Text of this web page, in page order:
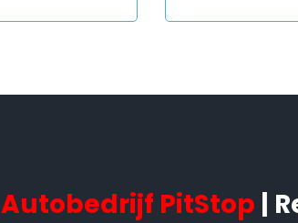
Autobedrijf PitStop |